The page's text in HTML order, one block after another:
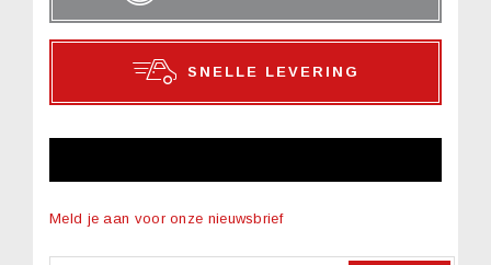
SNELLE LEVERING
Meld je aan voor onze nieuwsbrief